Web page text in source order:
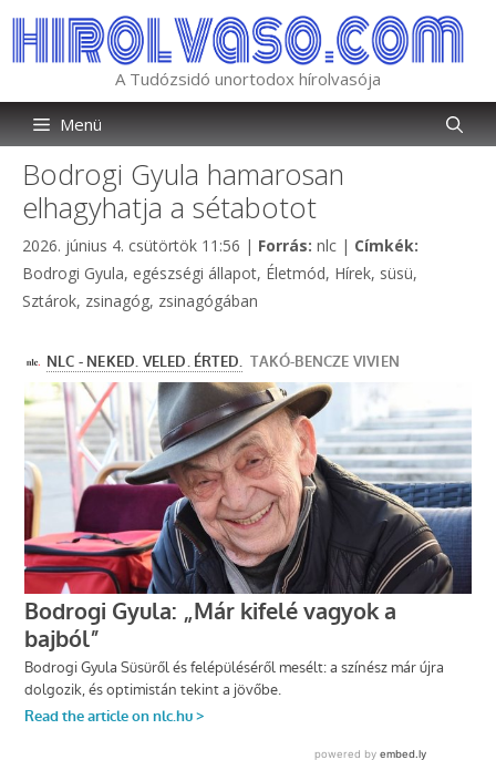
tartalomba
A Tudózsidó unortodox hírolvasója
Menü
Bodrogi Gyula hamarosan
elhagyhatja a sétabotot
2026. június 4. csütörtök 11:56 | Forrás: Kategória
nlc | Címkék:
Bodrogi Gyula, egészségi állapot, Életmód, Hírek, süsü,
Sztárok, zsinagóg, zsinagógában